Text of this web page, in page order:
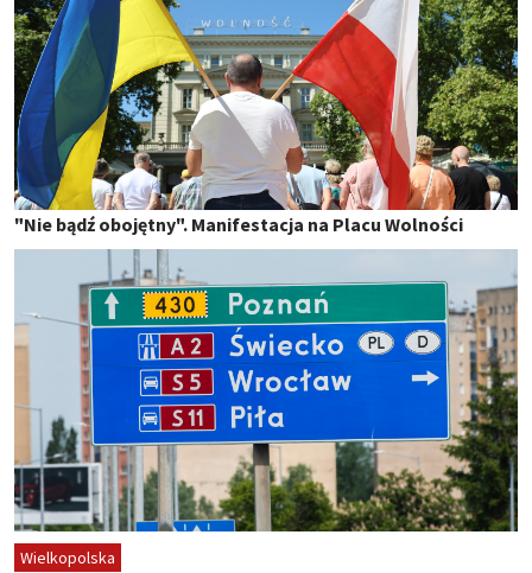
"Nie bądź obojętny". Manifestacja na Placu Wolności
Wielkopolska